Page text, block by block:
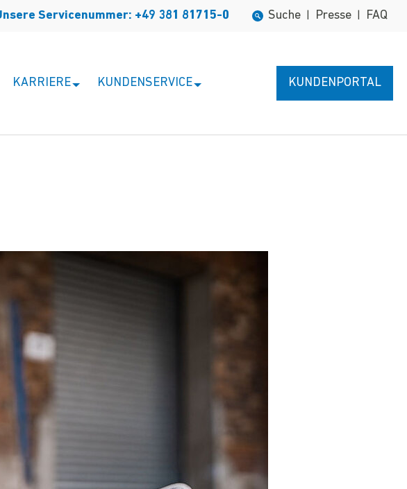
Servicenummer: +49 381 81715-0 Suche Presse FAQ
KARRIERE KUNDENSERVICE KUNDENPORTAL